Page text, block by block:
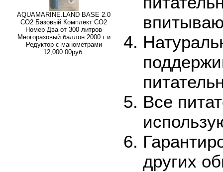
AQUAMARINE.LAND BASE 2.0
СО2 Базовый Комплект СО2
Номер Два от 300 литров
Многоразовый баллон 2000 г и
Редуктор с манометрами
12,000.00руб.
Все
других